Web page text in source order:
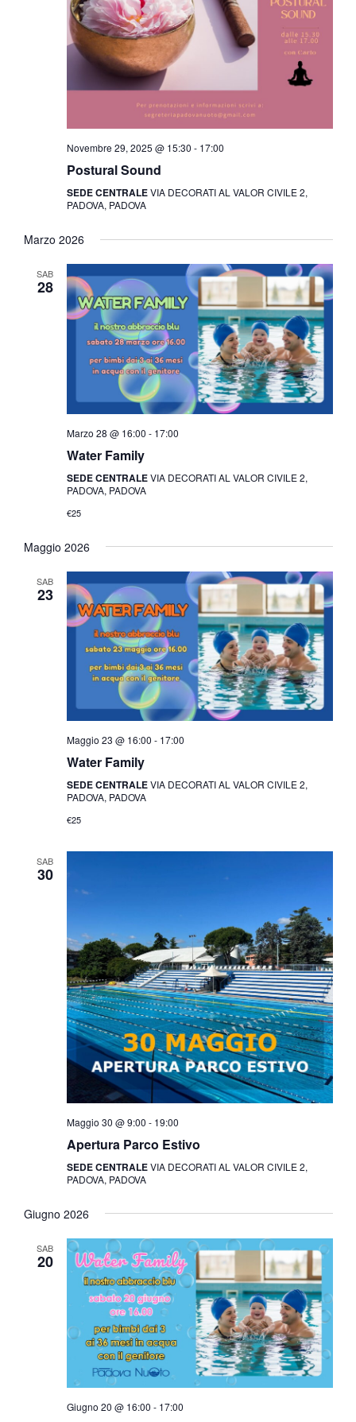
Novembre 29, 2025 @ 15:30 - 17:00
Postural Sound
SEDE CENTRALEVIA DECORATI AL VALOR CIVILE 2,
PADOVA, PADOVA
Marzo 2026
SAB
28
Marzo 28 @ 16:00 - 17:00
Water Family
SEDE CENTRALEVIA DECORATI AL VALOR CIVILE 2,
PADOVA, PADOVA
€25
Maggio 2026
SAB
23
Maggio 23 @ 16:00 - 17:00
Water Family
SEDE CENTRALEVIA DECORATI AL VALOR CIVILE 2,
PADOVA, PADOVA
€25
SAB
30
Maggio 30 @ 9:00 - 19:00
Apertura Parco Estivo
SEDE CENTRALEVIA DECORATI AL VALOR CIVILE 2,
PADOVA, PADOVA
Giugno 2026
SAB
20
Giugno 20 @ 16:00 - 17:00